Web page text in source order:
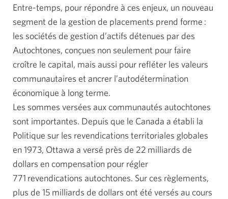
Entre-temps, pour répondre à ces enjeux, un nouveau
segment de la gestion de placements prend forme :
les sociétés de gestion d’actifs détenues par des
Autochtones, conçues non seulement pour faire
croître le capital, mais aussi pour refléter les valeurs
communautaires et ancrer l’autodétermination
économique à long terme.
Les sommes versées aux communautés autochtones
sont importantes. Depuis que le Canada a établi la
Politique sur les revendications territoriales globales
en 1973, Ottawa a versé près de 22 milliards de
dollars en compensation pour régler
771 revendications autochtones. Sur ces règlements,
plus de 15 milliards de dollars ont été versés au cours